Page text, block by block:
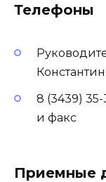
Телефоны
8 (3439)
и факс
Приемные